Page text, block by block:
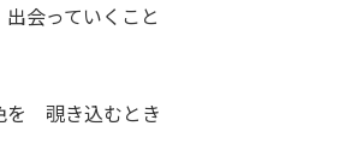
会っていくこと
を 覗き込むとき